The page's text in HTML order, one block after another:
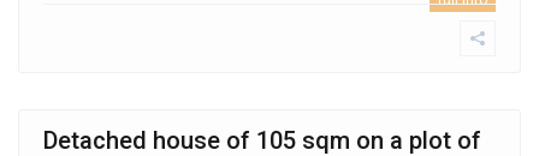
Detached house of 105 sqm on a plot of